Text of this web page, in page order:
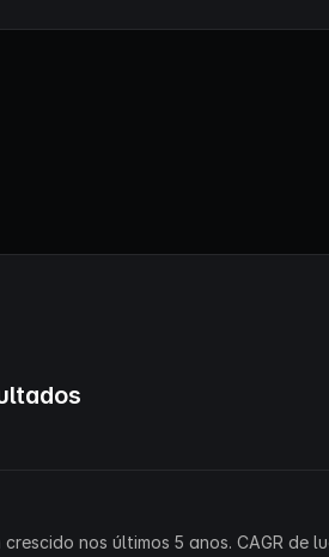
nos últimos 5 anos. CAGR de